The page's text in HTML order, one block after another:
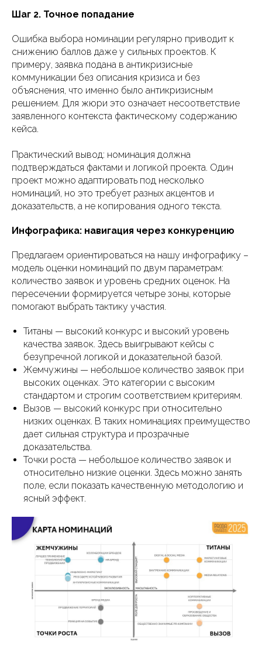
Шаг 2. Точное попадание
Ошибка выбора номинации регулярно приводит к
снижению баллов даже у сильных проектов. К
примеру, заявка подана в антикризисные
коммуникации без описания кризиса и без
объяснения, что именно было антикризисным
решением. Для жюри это означает несоответствие
заявленного контекста фактическому содержанию
кейса.
Практический вывод: номинация должна
подтверждаться фактами и логикой проекта. Один
проект можно адаптировать под несколько
номинаций, но это требует разных акцентов и
доказательств, а не копирования одного текста.
Инфографика: навигация через конкуренцию
Предлагаем ориентироваться на нашу инфографику –
модель оценки номинаций по двум параметрам:
количество заявок и уровень средних оценок. На
пересечении формируется четыре зоны, которые
помогают выбрать тактику участия.
Титаны — высокий конкурс и высокий уровень
качества заявок. Здесь выигрывают кейсы с
безупречной логикой и доказательной базой.
Жемчужины — небольшое количество заявок при
высоких оценках. Это категории с высоким
стандартом и строгим соответствием критериям.
Вызов — высокий конкурс при относительно
низких оценках. В таких номинациях преимущество
дает сильная структура и прозрачные
доказательства.
Точки роста — небольшое количество заявок и
относительно низкие оценки. Здесь можно занять
поле, если показать качественную методологию и
ясный эффект.